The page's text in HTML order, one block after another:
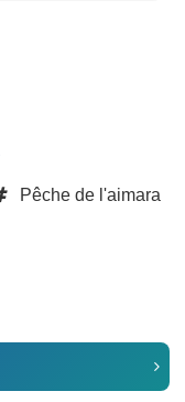
Pêche de l'aimara